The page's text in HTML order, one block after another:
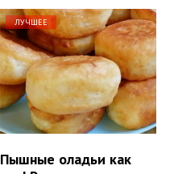
ЛУЧШЕЕ
Пышные оладьи как